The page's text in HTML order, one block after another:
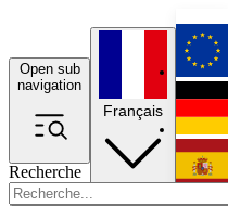
Open sub
navigation
Recherche
Français